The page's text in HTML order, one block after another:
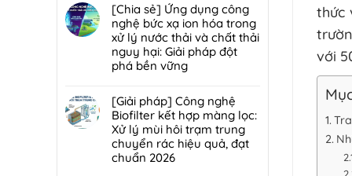
[Chia sẻ] Ứng dụng công
nghệ bức xạ ion hóa trong
xử lý nước thải và chất thải
nguy hại: Giải pháp đột
phá bền vững
có
bình
luận
ở
[Chia
sẻ]
[Giải pháp] Công nghệ
Biofilter kết hợp màng lọc:
Xử lý mùi hôi trạm trung
chuyển rác hiệu quả, đạt
chuẩn 2026
thức
với